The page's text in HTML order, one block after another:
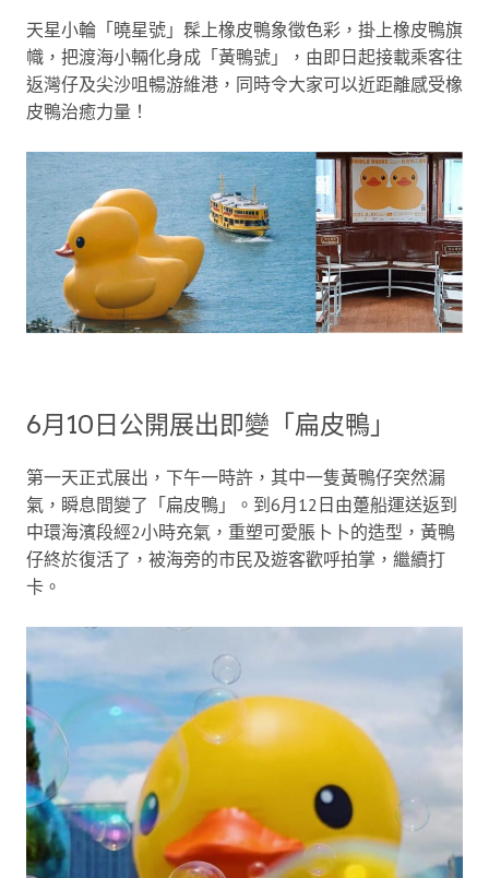
天星小輪「曉星號」髹上橡皮鴨象徵色彩，掛上橡皮鴨旗
幟，把渡海小輛化身成「黃鴨號」，由即日起接載乘客往
返灣仔及尖沙咀暢游維港，同時令大家可以近距離感受橡
皮鴨治癒力量！
6月10日公開展出即變「扁皮鴨」
第一天正式展出，下午一時許，其中一隻黃鴨仔突然漏
氣，瞬息間變了「扁皮鴨」。到6月12日由躉船運送返到
中環海濱段經2小時充氣，重塑可愛脹卜卜的造型，黃鴨
仔終於復活了，被海旁的市民及遊客歡呼拍掌，繼續打
卡。